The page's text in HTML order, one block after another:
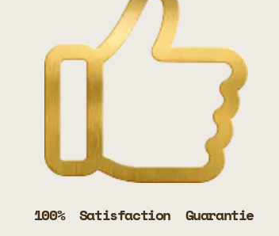
100% Satisfaction Guarantie